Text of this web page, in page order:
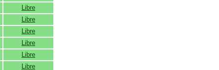
Libre
Libre
Libre
Libre
Libre
Libre